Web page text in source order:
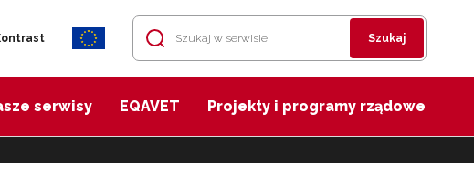
Szukaj
serwisy EQAVET Projekty i programy rządowe